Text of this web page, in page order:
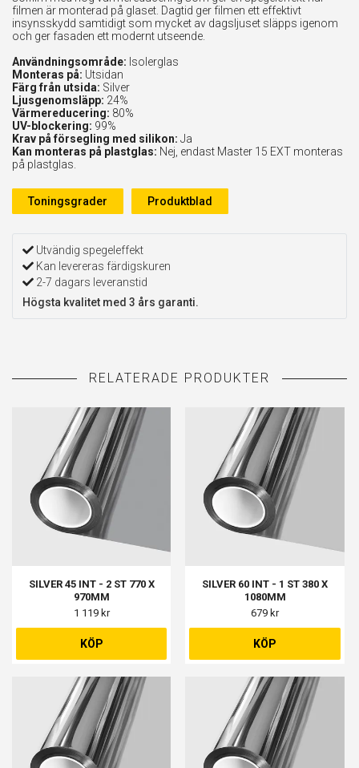
filmen är monterad på glaset. Dagtid ger filmen ett effektivt
insynsskydd samtidigt som mycket av dagsljuset släpps igenom
och ger fasaden ett modernt utseende.
Användningsområde: Isolerglas
Monteras på: Utsidan
Färg från utsida: Silver
Ljusgenomsläpp: 24%
Värmereducering: 80%
UV-blockering: 99%
Krav på försegling med silikon: Ja
Kan monteras på plastglas: Nej, endast Master 15 EXT monteras
på plastglas.
Toningsgrader Produktblad
Utvändig spegeleffekt
Kan levereras färdigskuren
2-7 dagars leveranstid
Högsta kvalitet med 3 års garanti.
SILVER 45 INT - 2 ST 770 X
970MM
1 119 kr
KÖP
SILVER 60 INT - 1 ST 380 X
1080MM
679 kr
KÖP